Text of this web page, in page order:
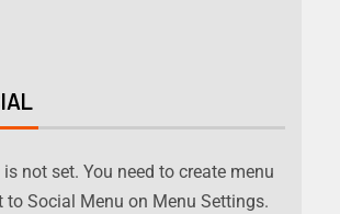
not set. You need to create menu
to Social Menu on Menu Settings.